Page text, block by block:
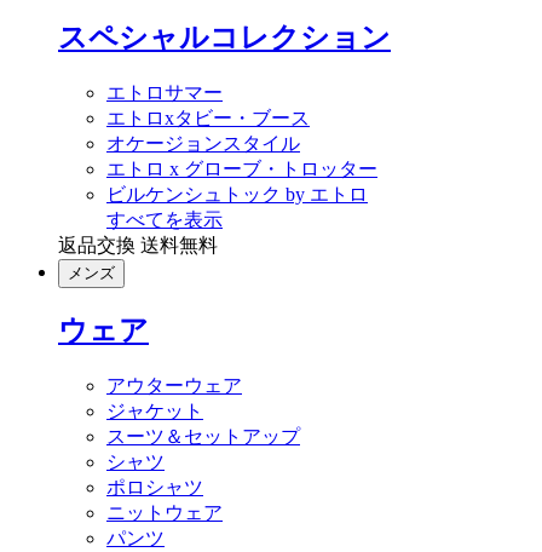
スペシャルコレクション
エトロサマー
エトロxタビー・ブース
オケージョンスタイル
エトロ x グローブ・トロッター
ビルケンシュトック by エトロ
すべてを表示
返品交換 送料無料
メンズ
ウェア
アウターウェア
ジャケット
スーツ＆セットアップ
シャツ
ポロシャツ
ニットウェア
パンツ